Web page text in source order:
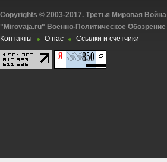
Copyrights © 2003-2017. Третья Мировая Война
"Mirovaja.ru" Военно-Политическое Обозрение
Контакты
О нас Ссылки и счетчики